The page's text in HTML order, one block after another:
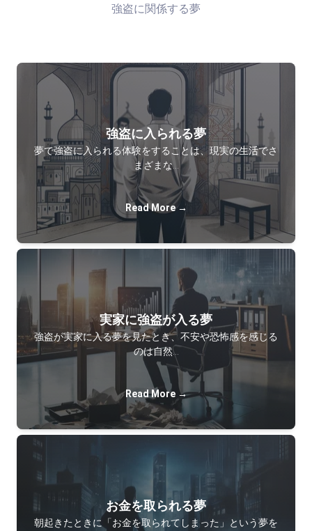
強盗に関係する夢
強盗に入られる夢
夢で強盗に入られる体験をすることは、現実の生活でさ
まざまな…
Read More →
実家に強盗が入る夢
強盗が実家に入る夢を見たとき、不安や恐怖感を感じる
のは自然…
Read More →
お金を取られる夢
朝起きたときに「お金を取られてしまった」という夢を